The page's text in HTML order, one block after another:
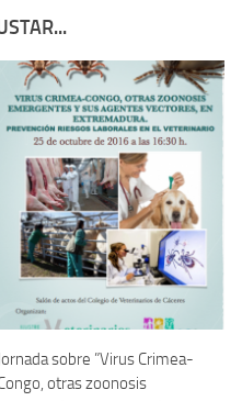
Jornada sobre ”Virus Crimea-
otras zoonosis